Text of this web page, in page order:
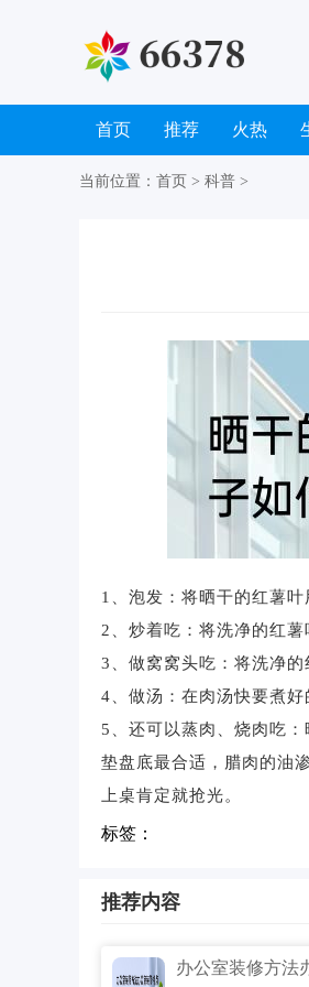
首页 推荐 火热
当前位置： 首页 > 科普 >
1、泡发：将晒干的红薯叶
2、炒着吃：将洗净的红
3、做窝窝头吃：将洗净
4、做汤：在肉汤快要煮
5、还可以蒸肉、烧肉吃
垫盘底最合适，腊肉的油
上桌肯定就抢光。
标签：
推荐内容
办公室装修方法